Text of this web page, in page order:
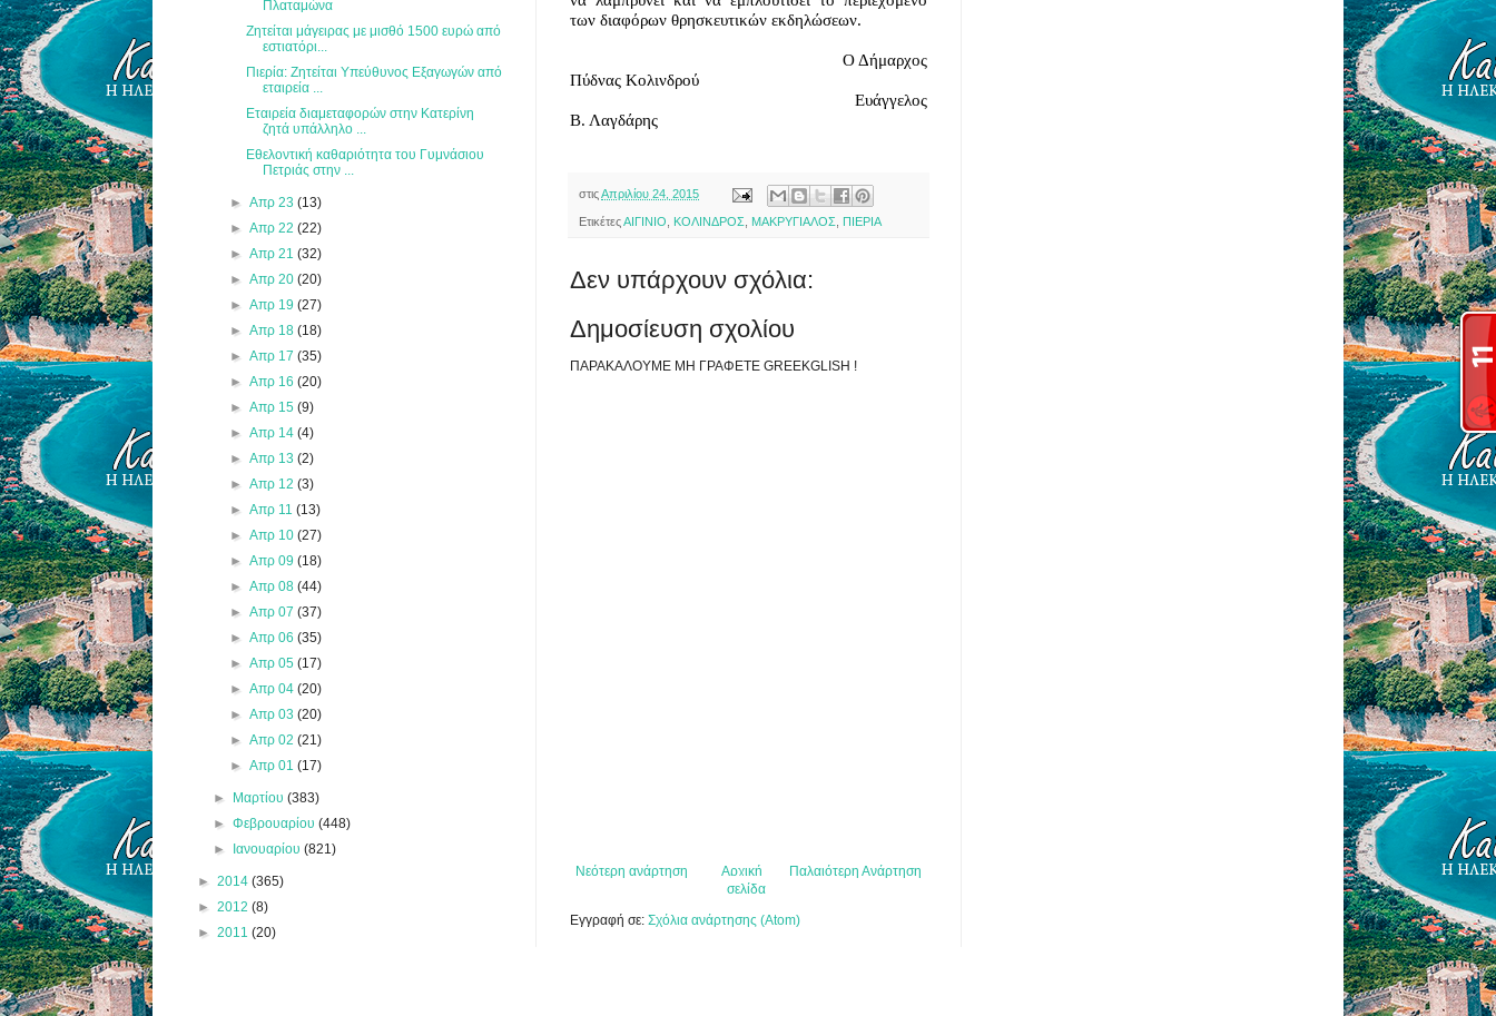
των διαφόρων θρησκευτικών εκδηλώσεων.
Πύδνας Κολινδρού
Β. Λαγδάρης
στιςΑπριλίου 24, 2015
ΕτικέτεςΑΙΓΙΝΙΟ ΚΟΛΙΝΔΡΟΣ ΜΑΚΡΥΓΙΑΛΟΣ ΠΙΕΡΙΑ
Δεν υπάρχουν σχόλια:
Δημοσίευση σχολίου
ΠΑΡΑΚΑΛΟΥΜΕ ΜΗ ΓΡΑΦΕΤΕ GREEKGLISH !
Νεότερη ανάρτηση Παλαιότερη Ανάρτηση
Αρχική
σελίδα
Εγγραφή σε: Σχόλια ανάρτησης (Atom)
Πλαταμώνα
Ζητείται μάγειρας με μισθό 1500 ευρώ από
εστιατόρι...
Πιερία: Ζητείται Υπεύθυνος Εξαγωγών από
εταιρεία ...
Εταιρεία διαμεταφορών στην Κατερίνη
ζητά υπάλληλο ...
Εθελοντική καθαριότητα του Γυμνάσιου
Πετριάς στην ...
► Απρ 23 (13)
► Απρ 22 (22)
► Απρ 21 (32)
► Απρ 20 (20)
► Απρ 19 (27)
► Απρ 18 (18)
► Απρ 17 (35)
► Απρ 16 (20)
► Απρ 15 (9)
► Απρ 14 (4)
► Απρ 13 (2)
► Απρ 12 (3)
► Απρ 11 (13)
► Απρ 10 (27)
► Απρ 09 (18)
► Απρ 08 (44)
► Απρ 07 (37)
► Απρ 06 (35)
► Απρ 05 (17)
► Απρ 04 (20)
► Απρ 03 (20)
► Απρ 02 (21)
► Απρ 01 (17)
► Μαρτίου(383)
►Φεβρουαρίου(448)
► Ιανουαρίου(821)
► 2014 (365)
► 2012 (8)
► 2011 (20)